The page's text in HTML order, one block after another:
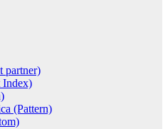
partner)
(Pattern)